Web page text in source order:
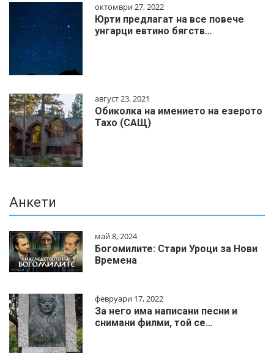
октомври 27, 2022
Юрти предлагат на все повече
унгарци евтино бягств…
август 23, 2021
Обиколка на имението на езерото
Тахо (САЩ)
Анкети
май 8, 2024
Богомилите: Стари Уроци за Нови
Времена
февруари 17, 2022
За него има написани песни и
снимани филми, той се…